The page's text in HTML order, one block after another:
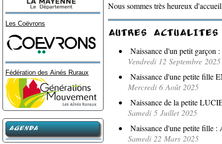
Les Coëvrons
Fédération des Ainés Ruraux
AGENDA
Nous sommes très heureux
AUTRES ACTUALITES
Naissance d'un petit
Vendredi 12 Septembre 2025
Naissance d'une petite fille
Mercredi 6 Août 2025
Naissance de la petite
Samedi 5 Juillet 2025
Naissance d'une petite fille
Samedi 22 Mars 2025